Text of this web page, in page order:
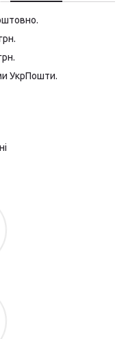
УкрПошти.